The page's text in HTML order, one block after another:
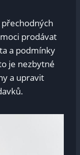
prodávat
a podmínky
je nezbytné‍
a upravit